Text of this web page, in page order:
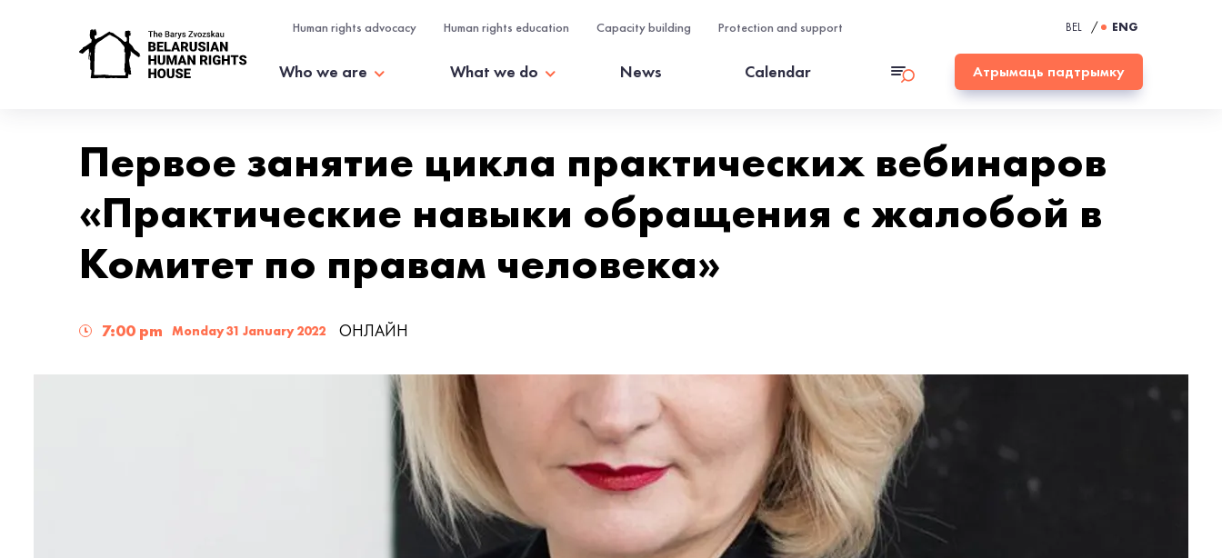
Human rights advocacy Human rights education Capacity building Protection and support BEL / ENG
Who we are What we do News Calendar Атрымаць падтрымку
Первое занятие цикла практических вебинаров
«Практические навыки обращения с жалобой в
Комитет по правам человека»
7:00 pm Monday 31 January 2022 ОНЛАЙН